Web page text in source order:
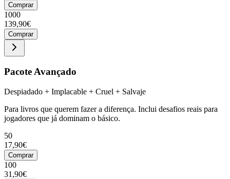
Comprar
1000
139,90€
Comprar
Pacote Avançado
Despiadado + Implacable + Cruel + Salvaje
Para livros que querem fazer a diferença. Inclui desafios reais para
jogadores que já dominam o básico.
50
17,90€
Comprar
100
31,90€